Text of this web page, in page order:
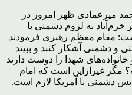
میرعمادی ظهر امروز در
به لزوم دشمنی با
مقام معظم رهبری فرمودند
و دشمنی آشکار کنند و ببیند
خانواده‌های شهدا را دوست دارند
نه؟ مگر غیرازاین است که امام
دشمنی با آمریکا لازم است.